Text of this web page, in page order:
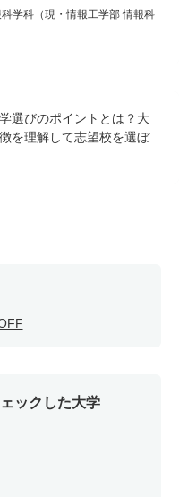
学科（現・情報工学部 情報科
選びのポイントとは？大
を理解して志望校を選ぼ
ックした大学